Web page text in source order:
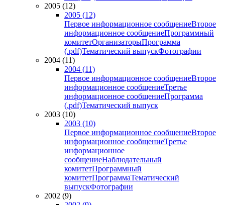
2005 (12)
2005 (12)
Первое информационное сообщениеВторое
информационное сообщениеПрограммный
комитетОрганизаторыПрограмма
(.pdf)Тематический выпускФотографии
2004 (11)
2004 (11)
Первое информационное сообщениеВторое
информационное сообщениеТретье
информационное сообщениеПрограмма
(.pdf)Тематический выпуск
2003 (10)
2003 (10)
Первое информационное сообщениеВторое
информационное сообщениеТретье
информационное
сообщениеНаблюдательный
комитетПрограммный
комитетПрограммаТематический
выпускФотографии
2002 (9)